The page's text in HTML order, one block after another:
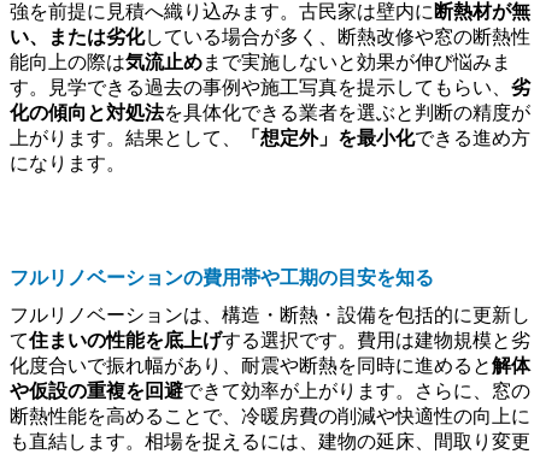
強を前提に見積へ織り込みます。古民家は壁内に 断熱材が無
い、または劣化している場合が多く、断熱改修や窓の断熱性
能向上の際は気流止めまで実施しないと効果が伸び悩みま
す。見学できる過去の事例や施工写真を提示してもらい、 劣
化の傾向と対処法を具体化できる業者を選ぶと判断の精度が
上がります。結果として、
「想定外」を最小化できる進め方
になります。
フルリノベーションの費用帯や工期の目安を知る
フルリノベーションは、構造・断熱・設備を包括的に更新し
て住まいの性能を底上げする選択です。費用は建物規模と劣
化度合いで振れ幅があり、耐震や断熱を同時に進めると解体
や仮設の重複を回避できて効率が上がります。さらに、窓の
断熱性能を高めることで、冷暖房費の削減や快適性の向上に
も直結します。相場を捉えるには、建物の延床、間取り変更